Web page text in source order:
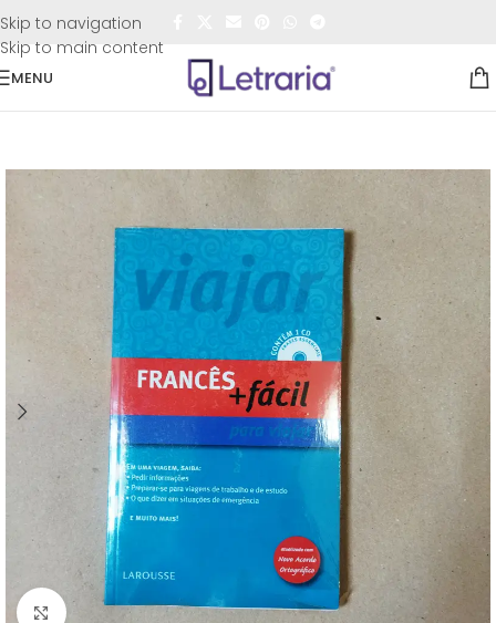
Skip to navigation
Skip to main content
FRETE GRÁTIS
MENU
Língua e literatura francesa
Clique para ampliar